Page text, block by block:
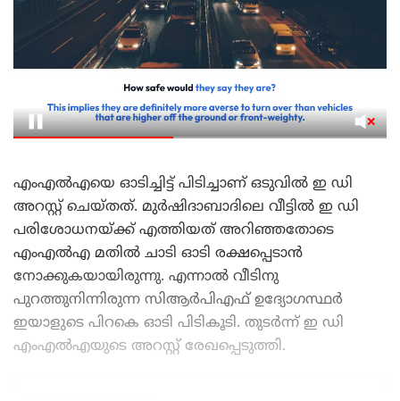
എംഎൽഎയെ ഓടിച്ചിട്ട് പിടിച്ചാണ് ഒടുവിൽ ഇ ഡി
അറസ്റ്റ് ചെയ്തത്. മുർഷിദാബാദിലെ വീട്ടിൽ ഇ ഡി
പരിശോധനയ്ക്ക് എത്തിയത് അറിഞ്ഞതോടെ
എംഎൽഎ മതിൽ ചാടി ഓടി രക്ഷപ്പെടാൻ
നോക്കുകയായിരുന്നു. എന്നാൽ വീടിനു
പുറത്തുനിന്നിരുന്ന സിആർപിഎഫ് ഉദ്യോഗസ്ഥർ
ഇയാളുടെ പിറകെ ഓടി പിടികൂടി. തുടർന്ന് ഇ ഡി
എംഎൽഎയുടെ അറസ്റ്റ് രേഖപ്പെടുത്തി.